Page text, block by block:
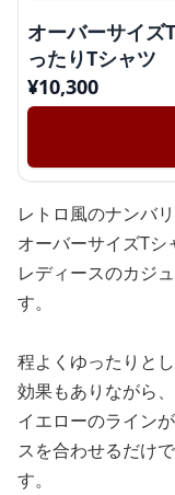
オーバーサイズ
ったりTシャツ
¥10,300
レトロ風のナンバ
オーバーサイズTシ
レディースのカジ
す。
程よくゆったりと
効果もありながら
イエローのライン
スを合わせるだけ
す。